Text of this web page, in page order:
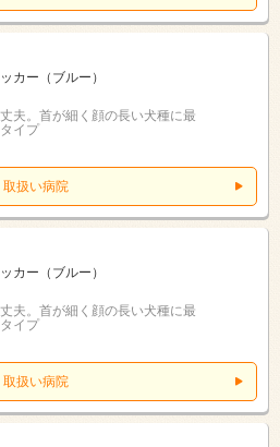
カー（ブルー）
夫。首が細く顔の長い犬種に最
イプ
取扱い病院
カー（ブルー）
夫。首が細く顔の長い犬種に最
イプ
取扱い病院